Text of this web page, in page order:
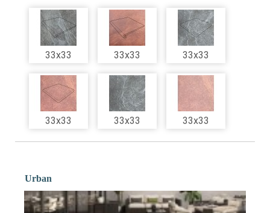
33x33 33x33 33x33
33x33 33x33 33x33
Urban